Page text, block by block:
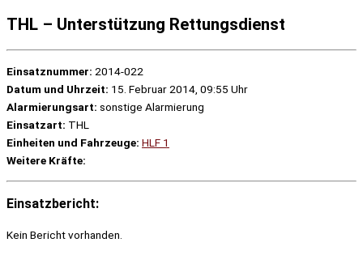
THL – Unterstützung Rettungsdienst
Einsatznummer: 2014-022
Datum und Uhrzeit: 15. Februar 2014, 09:55 Uhr
Alarmierungsart: sonstige Alarmierung
Einsatzart: THL
Einheiten und Fahrzeuge: HLF 1
Weitere Kräfte:
Einsatzbericht:
Kein Bericht vorhanden.